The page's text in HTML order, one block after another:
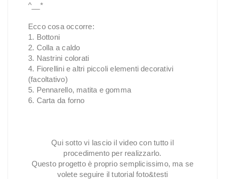
^__*
Ecco cosa occorre:
1. Bottoni
2. Colla a caldo
3. Nastrini colorati
4. Fiorellini e altri piccoli elementi decorativi
(facoltativo)
5. Pennarello, matita e gomma
6. Carta da forno
Qui sotto vi lascio il video con tutto il
procedimento per realizzarlo.
Questo progetto è proprio semplicissimo, ma se
volete seguire il tutorial foto&testi